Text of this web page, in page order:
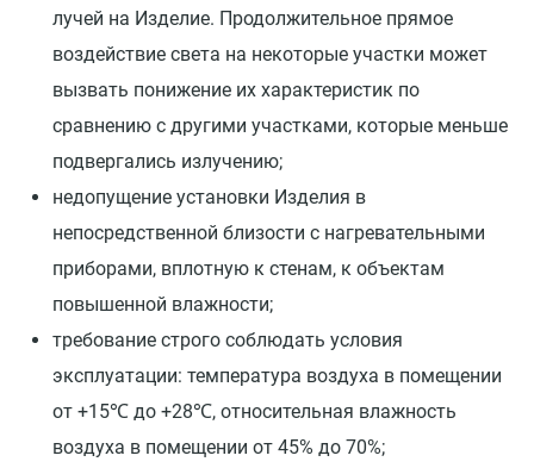
лучей на Изделие. Продолжительное прямое
воздействие света на некоторые участки может
вызвать понижение их характеристик по
сравнению с другими участками, которые меньше
подвергались излучению;
недопущение установки Изделия в
непосредственной близости с нагревательными
приборами, вплотную к стенам, к объектам
повышенной влажности;
требование строго соблюдать условия
эксплуатации: температура воздуха в помещении
от +15℃ до +28℃, относительная влажность
воздуха в помещении от 45% до 70%;